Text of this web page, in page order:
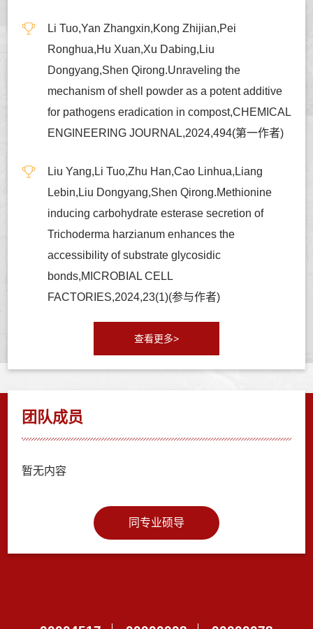
Li Tuo,Yan Zhangxin,Kong Zhijian,Pei
Ronghua,Hu Xuan,Xu Dabing,Liu
Dongyang,Shen Qirong.Unraveling the
mechanism of shell powder as a potent additive
for pathogens eradication in compost,CHEMICAL
ENGINEERING JOURNAL,2024,494(第一作者)
Liu Yang,Li Tuo,Zhu Han,Cao Linhua,Liang
Lebin,Liu Dongyang,Shen Qirong.Methionine
inducing carbohydrate esterase secretion of
Trichoderma harzianum enhances the
accessibility of substrate glycosidic
bonds,MICROBIAL CELL
FACTORIES,2024,23(1)(参与作者)
查看更多>
团队成员
暂无内容
同专业硕导